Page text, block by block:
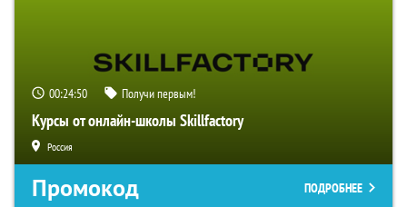
00:24:49 Получи первым!
Курсы от онлайн-школы Skillfactory
Россия
Промокод ПОДРОБНЕЕ